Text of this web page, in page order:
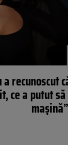
recunoscut
ce a putut
mașină”